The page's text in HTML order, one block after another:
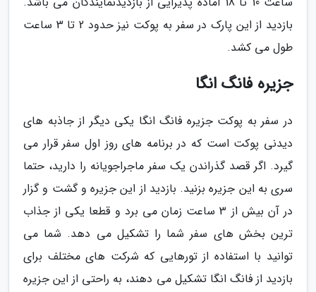
بازدید از این پارک در سفر به پوکت نیز حدود 2 تا 3 ساعت
طول می کشد.
جزیره فانگ انگا
در سفر به پوکت جزیره فانگ انگا یکی دیگر از جاذبه های
دیدنی پوکت است که در برنامه های روز اول سفر قرار می
گیرد. اگر قصد گذراندن یک سفر ماجراجویانه را دارید، حتما
سری به این جزیره بزنید. بازدید از این جزیره و گشت و گزار
در آن بیش از 3 ساعت زمان می برد و قطعا یکی از جذاب
ترین بخش های سفر شما را تشکیل می دهد. شما می
توانید با استفاده از تورهایی که شرکت های مختلف برای
بازدید از فانگ انگا تشکیل می دهند، به راحتی از این جزیره